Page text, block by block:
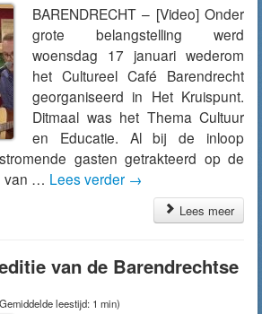
BARENDRECHT – [Video] Onder
grote belangstelling werd
woensdag 17 januari wederom
het Cultureel Café Barendrecht
georganiseerd in Het Kruispunt.
Ditmaal was het Thema Cultuur
en Educatie. Al bij de inloop
gasten getrakteerd op de
van … Lees verder →
Lees meer
van de Barendrechtse
leestijd: 1 min)